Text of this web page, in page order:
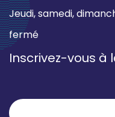
Jeudi, samedi,
fermé
Inscrivez-vous à